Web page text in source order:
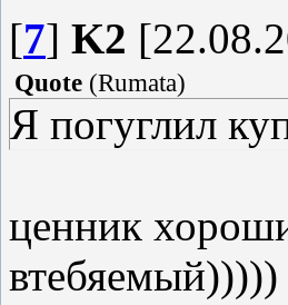
[7] K2
Quote (Rumata)
Я погуглил
ценник
втебяемый)))))